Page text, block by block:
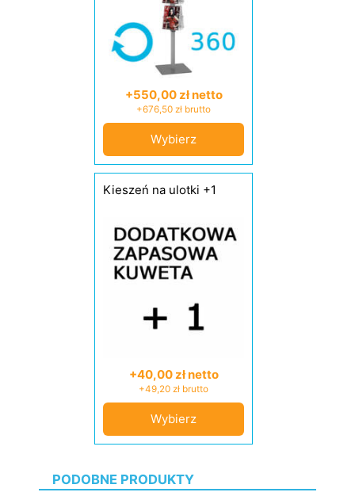
+550,00 zł netto
+676,50 zł brutto
Wybierz
Kieszeń na ulotki +1
+40,00 zł netto
+49,20 zł brutto
Wybierz
PODOBNE PRODUKTY